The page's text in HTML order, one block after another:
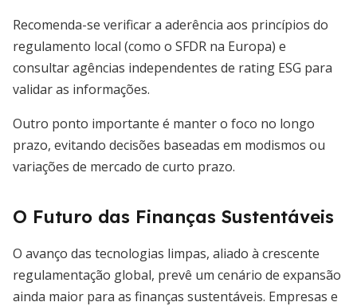
Recomenda-se verificar a aderência aos princípios do
regulamento local (como o SFDR na Europa) e
consultar agências independentes de rating ESG para
validar as informações.
Outro ponto importante é manter o foco no longo
prazo, evitando decisões baseadas em modismos ou
variações de mercado de curto prazo.
O Futuro das Finanças Sustentáveis
O avanço das tecnologias limpas, aliado à crescente
regulamentação global, prevê um cenário de expansão
ainda maior para as finanças sustentáveis. Empresas e